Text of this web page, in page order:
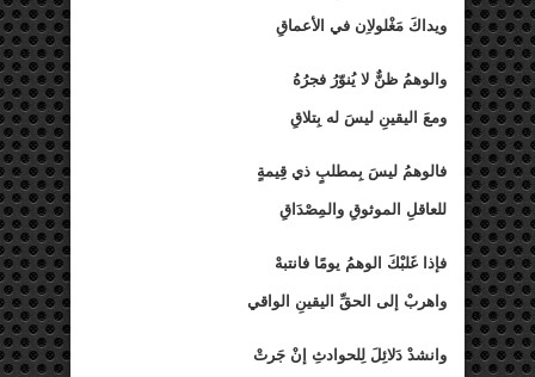
ويداكَ مَغْلولاِن في الأعماقِ
والوهمُ ظنٌّ لا يُنوّرُ فجرُهُ
ومعَ اليقينِ ليسَ له بِتلاقِ
فالوهمُ ليسَ بِمطلبٍ ذي قِيمةٍ
للعاقلِ الموثوقِ والمِصْدَاقِ
فإذا غَلبْكَ الوهمُ يومًا فانتبهْ
واهربْ إلى الحقِّ اليقينِ الواقي
وانشدْ دَلائِلَ لِلحوادثِ إنْ جَرتْ